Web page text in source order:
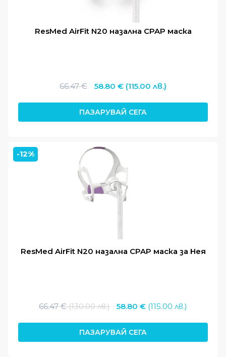
ResMed AirFit N20 назална CPAP маска
66.47€
Original
was:
66.47 €.
58.80 €Текущата
е:
58.80 €.
(115.00 лв.)
ПАЗАРУВАЙ СЕГА
-12%
ResMed AirFit N20 назална CPAP маска за Нея
66.47€ (130.00 лв.)
Original
was:
66.47 €
58.80€ (115.00 лв.)
58.80 €
ПАЗАРУВАЙ СЕГА